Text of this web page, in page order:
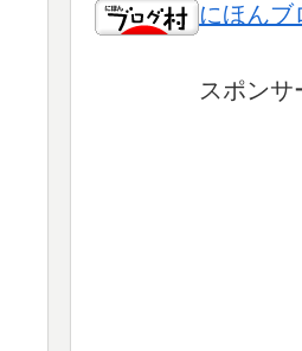
にほんブ
スポンサ